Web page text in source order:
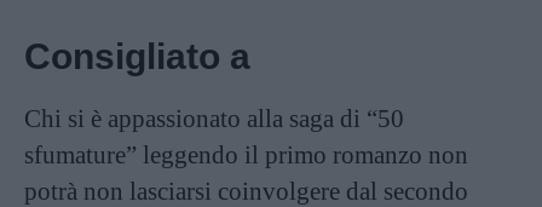
Consigliato a
Chi si è appassionato alla saga di “50
sfumature” leggendo il primo romanzo non
potrà non lasciarsi coinvolgere dal secondo